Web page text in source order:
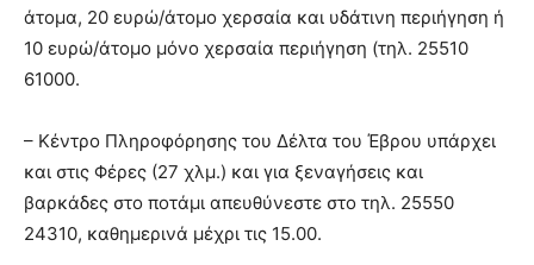
άτομα, 20 ευρώ/άτομο χερσαία και υδάτινη περιήγηση ή
10 ευρώ/άτομο μόνο χερσαία περιήγηση (τηλ. 25510
61000.
– Κέντρο Πληροφόρησης του Δέλτα του Έβρου υπάρχει
και στις Φέρες (27 χλμ.) και για ξεναγήσεις και
βαρκάδες στο ποτάμι απευθύνεστε στο τηλ. 25550
24310, καθημερινά μέχρι τις 15.00.